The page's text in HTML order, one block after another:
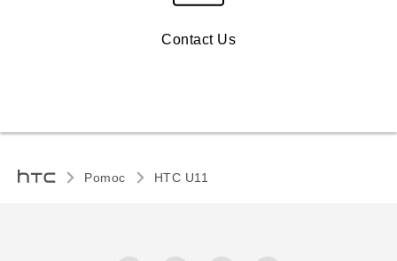
Contact Us
Pomoc HTC U11‎